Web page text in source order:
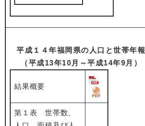
平成１４年福岡県の人口と世帯年報
（平成13年10月～平成14年9月）
結果概要
第１表 世帯数、